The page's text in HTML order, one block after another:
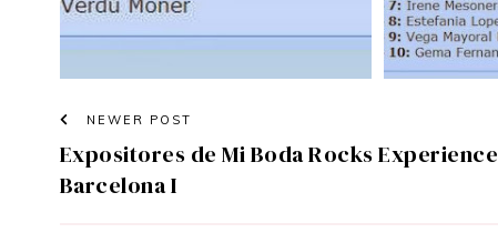
NEWER POST
Expositores de Mi Boda Rocks Experience
Barcelona I